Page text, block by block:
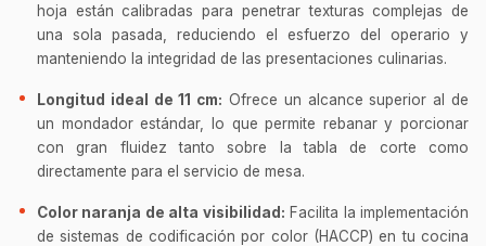
hoja están calibradas para penetrar texturas complejas de
una sola pasada, reduciendo el esfuerzo del operario y
manteniendo la integridad de las presentaciones culinarias.
Longitud ideal de 11 cm: Ofrece un alcance superior al de
un mondador estándar, lo que permite rebanar y porcionar
con gran fluidez tanto sobre la tabla de corte como
directamente para el servicio de mesa.
Color naranja de alta visibilidad: Facilita la implementación
de sistemas de codificación por color (HACCP) en tu cocina